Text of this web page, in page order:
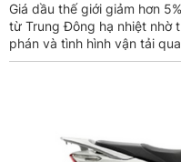
Giá dầu thế giới giảm hơn
từ Trung Đông hạ nhiệt nhờ
phán và tình hình vận tải